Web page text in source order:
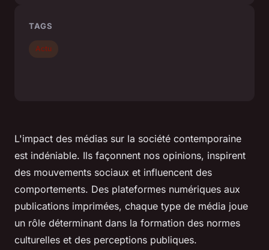
L'impact des médias sur la société contemporaine
est indéniable. Ils façonnent nos opinions, inspirent
des mouvements sociaux et influencent des
comportements. Des plateformes numériques aux
publications imprimées, chaque type de média joue
un rôle déterminant dans la formation des normes
culturelles et des perceptions publiques.
TAGS
Actu